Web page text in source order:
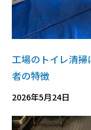
工場のトイレ清
者の特徴
2026年5月24日